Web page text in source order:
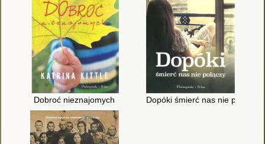
Dobroć nieznajomych Dopóki śmierć nas nie połączy